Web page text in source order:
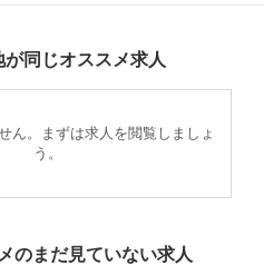
同じオススメ求人
ん。まずは求人を閲覧しましょ
う。
のまだ見ていない求人